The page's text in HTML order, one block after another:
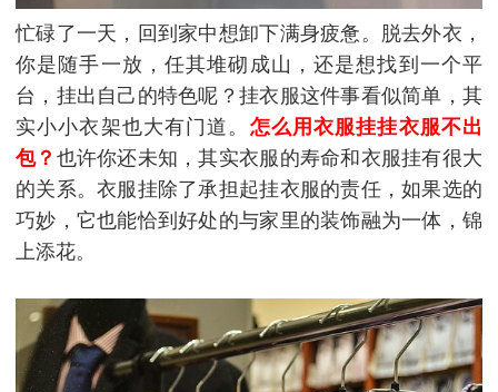
忙碌了一天，回到家中想卸下满身疲惫。脱去外衣，
你是随手一放，任其堆砌成山，还是想找到一个平
台，挂出自己的特色呢？挂衣服这件事看似简单，其
实小小衣架也大有门道。 怎么用衣服挂挂衣服不出
包？ 也许你还未知，其实衣服的寿命和衣服挂有很大
的关系。衣服挂除了承担起挂衣服的责任，如果选的
巧妙，它也能恰到好处的与家里的装饰融为一体，锦
上添花。